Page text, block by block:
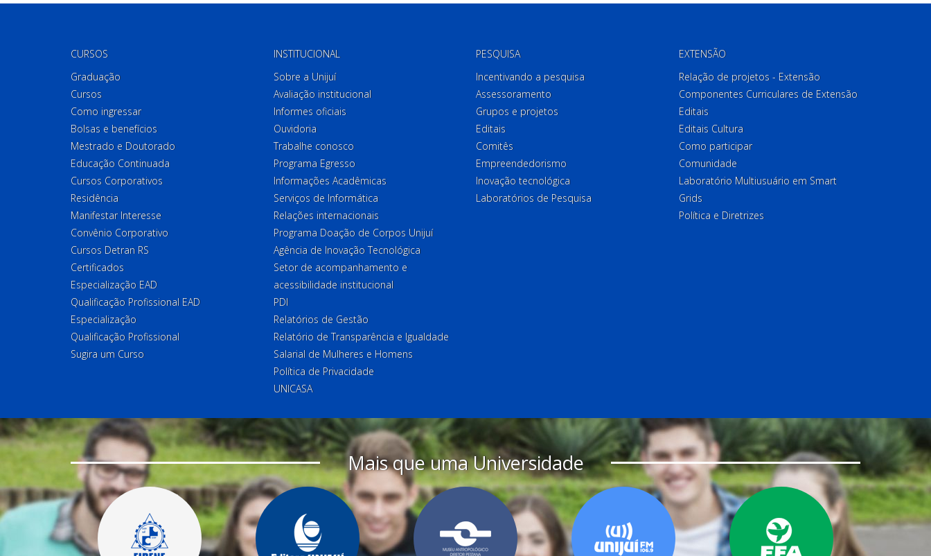
CURSOS
Graduação
Cursos
Como ingressar
Bolsas e benefícios
Mestrado e Doutorado
Educação Continuada
Cursos Corporativos
Residência
Manifestar Interesse
Convênio Corporativo
Cursos Detran RS
Certificados
Especialização EAD
Qualificação Profissional EAD
Especialização
Qualificação Profissional
Sugira um Curso
INSTITUCIONAL
Sobre a Unijuí
Avaliação institucional
Informes oficiais
Ouvidoria
Trabalhe conosco
Programa Egresso
Informações Acadêmicas
Serviços de Informática
Relações internacionais
Programa Doação de Corpos Unijuí
Agência de Inovação Tecnológica
Setor de acompanhamento e
acessibilidade institucional
PDI
Relatórios de Gestão
Relatório de Transparência e Igualdade
Salarial de Mulheres e Homens
Política de Privacidade
UNICASA
PESQUISA
Incentivando a pesquisa
Assessoramento
Grupos e projetos
Editais
Comitês
Empreendedorismo
Inovação tecnológica
Laboratórios de Pesquisa
EXTENSÃO
Relação de projetos - Extensão
Componentes Curriculares de Extensão
Editais
Editais Cultura
Como participar
Comunidade
Laboratório Multiusuário em Smart
Grids
Política e Diretrizes
Mais que uma Universidade